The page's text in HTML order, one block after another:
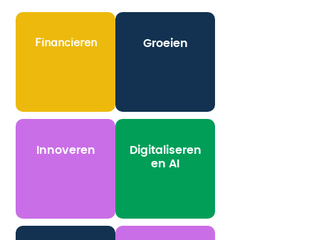
Financieren Groeien
Innoveren
Digitaliseren
en AI